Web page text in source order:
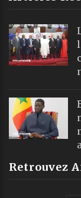
Retrouvez